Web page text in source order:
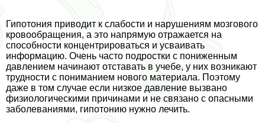
Гипотония приводит к слабости и нарушениям мозгового
кровообращения, а это напрямую отражается на
способности концентрироваться и усваивать
информацию. Очень часто подростки с пониженным
давлением начинают отставать в учебе, у них возникают
трудности с пониманием нового материала. Поэтому
даже в том случае если низкое давление вызвано
физиологическими причинами и не связано с опасными
заболеваниями, гипотонию нужно лечить.